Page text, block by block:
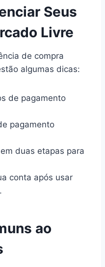
Seus
Livre
de compra
algumas dicas:
de pagamento
pagamento
duas etapas para
conta após usar
ao